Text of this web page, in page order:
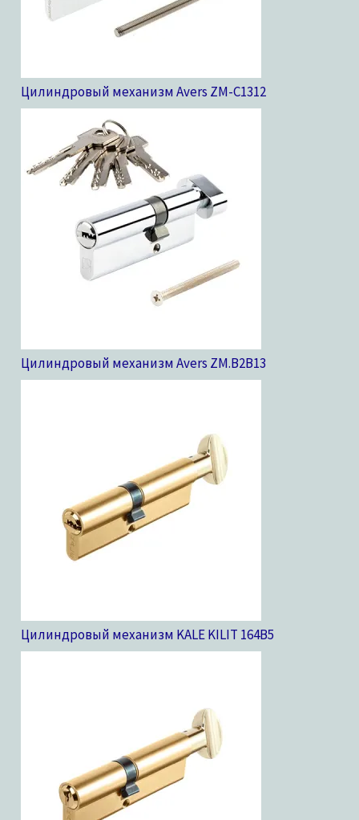
Цилиндровый механизм Avers ZM-C1312
Цилиндровый механизм Avers ZM.B2B13
Цилиндровый механизм KALE KILIT 164B5